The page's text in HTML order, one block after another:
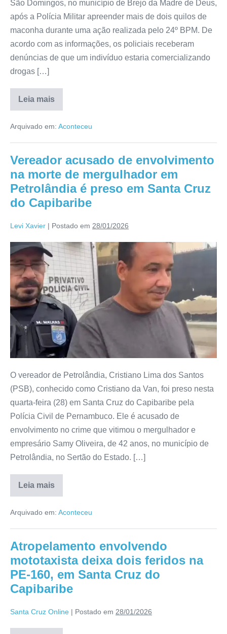
São Domingos, no município de Brejo da Madre de Deus,
após a Polícia Militar apreender mais de dois quilos de
maconha durante uma ação realizada pelo 24º BPM. De
acordo com as informações, os policiais receberam
denúncias de que um indivíduo estaria comercializando
drogas […]
Leia mais
Arquivado em: Aconteceu
Vereador acusado de envolvimento
na morte de mergulhador em
Petrolândia é preso em Santa Cruz
do Capibaribe
Levi Xavier | Postado em 28/01/2026
O vereador de Petrolândia, Cristiano Lima dos Santos
(PSB), conhecido como Cristiano da Van, foi preso nesta
quarta-feira (28) em Santa Cruz do Capibaribe pela
Polícia Civil de Pernambuco. Ele é acusado de
envolvimento no crime que vitimou o mergulhador e
empresário Samy Oliveira, de 42 anos, no município de
Petrolândia, no Sertão do Estado. […]
Leia mais
Arquivado em: Aconteceu
Atropelamento envolvendo
mototaxista deixa dois feridos na
PE-160, em Santa Cruz do
Capibaribe
Santa Cruz Online | Postado em 28/01/2026